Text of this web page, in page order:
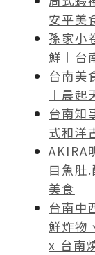
安平美
孫家小
鮮︱台
台南美
︱晨
台南知
式和洋
AKIRA
目魚肚
美食
台南中
鮮炸物
x 台南